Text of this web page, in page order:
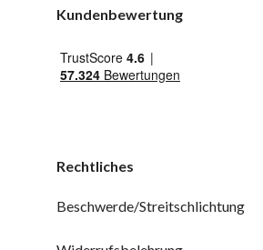
Kundenbewertung
Rechtliches
Beschwerde/Streitschlichtung